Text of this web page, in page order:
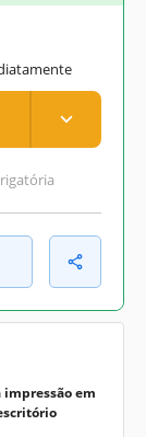
impressão em